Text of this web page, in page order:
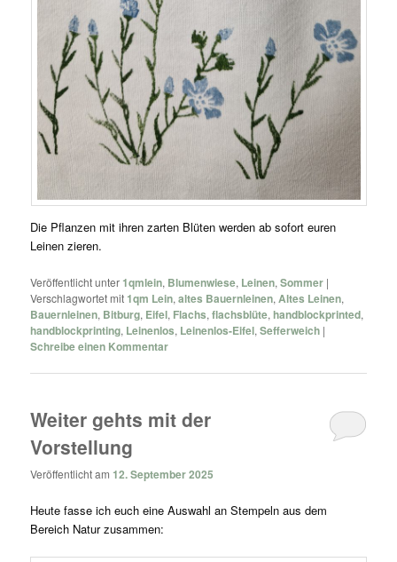
Die Pflanzen mit ihren zarten Blüten werden ab sofort euren
Leinen zieren.
Veröffentlicht unter 1qmlein, Blumenwiese, Leinen,Sommer |
Verschlagwortet mit 1qm Lein,altes Bauernleinen, Altes Leinen,
Bauernleinen, Bitburg, Eifel, Flachs,flachsblüte, handblockprinted,
handblockprinting, Leinenlos, Leinenlos-Eifel,Sefferweich |
Schreibe einen Kommentar
Weiter gehts mit der
Vorstellung
Veröffentlicht am 12. September 2025
Heute fasse ich euch eine Auswahl an Stempeln aus dem
Bereich Natur zusammen: